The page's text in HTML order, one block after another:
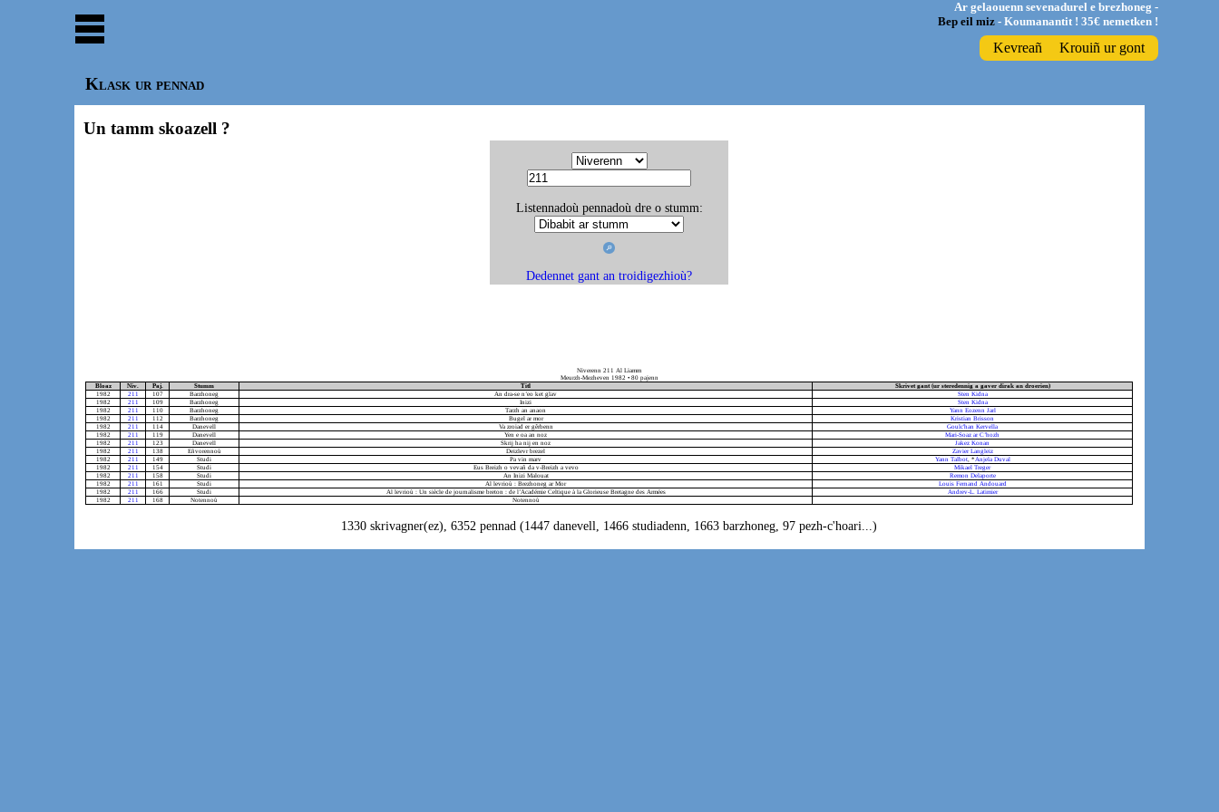
Ar gelaouenn sevenadurel e brezhoneg -
Bep eil miz- Koumanantit ! 35€ nemetken !
Kevreañ Krouiñ ur gont
Klask ur pennad
Un tamm skoazell ?
Listennadoù pennadoù dre o stumm:
Dedennet gant an troidigezhioù?
Niverenn 211 Al Liamm
Meurzh-Mezheven 1982 • 80 pajenn
Bloaz
Niv. Paj. Stumm Titl
Skrivet gant (ur steredennig a gaver dirak an droerien)
1982
211 107 Barzhoneg An dra-se n’eo ket glav
Sten Kidna
1982
211 109 Barzhoneg Inizi
Sten Kidna
1982
211 110 Barzhoneg Tarzh an anaon
Yann Eozenn Jarl
1982
211 112 Barzhoneg Bugel ar mor
Kristian Brisson
1982
211 114 Danevell Va zroiad er gêrbenn
Goulc'han Kervella
1982
211 119 Danevell Yen e oa an noz
Mari-Soaz ar C’hozh
1982
211 123 Danevell Skrij ha nij en noz
Jakez Konan
1982
211 138 Eñvorennoù Deizlevr brezel
Zavier Langleiz
1982
211 149 Studi Pa vin marv Yann Talbot, * Anjela Duval
1982
211 154 Studi Eus Breizh o vevañ da v-Breizh a vevo
Mikael Treger
1982
211 158 Studi An Inizi Malouat
Remon Delaporte
1982
211 161 Studi Al levrioù : Brezhoneg ar Mor
Louis Fernand Andouard
1982
211 166 Studi Al levrioù : Un siècle de journalisme breton : de l’Académie Celtique à la Glorieuse Bretagne des Armées
Andrev-L. Latimier
1982
211 168 Notennoù Notennoù
1330 skrivagner(ez), 6352 pennad (1447 danevell, 1466 studiadenn, 1663 barzhoneg, 97 pezh-c'hoari...)